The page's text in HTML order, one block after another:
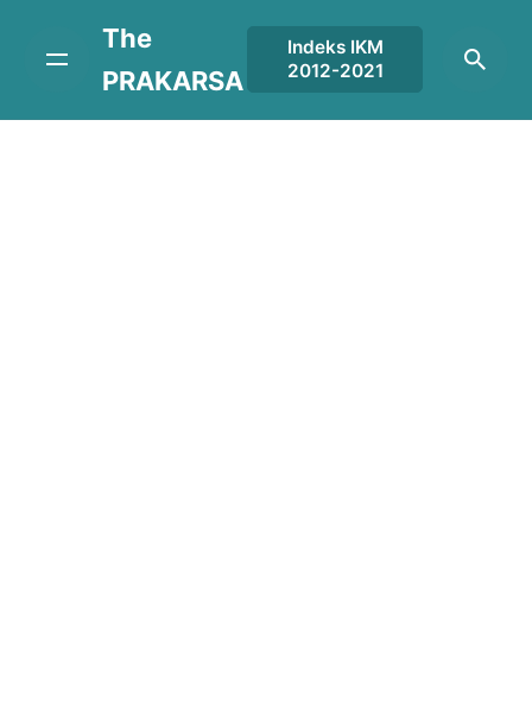
content
The
PRAKARSA
Indeks IKM
2012-2021